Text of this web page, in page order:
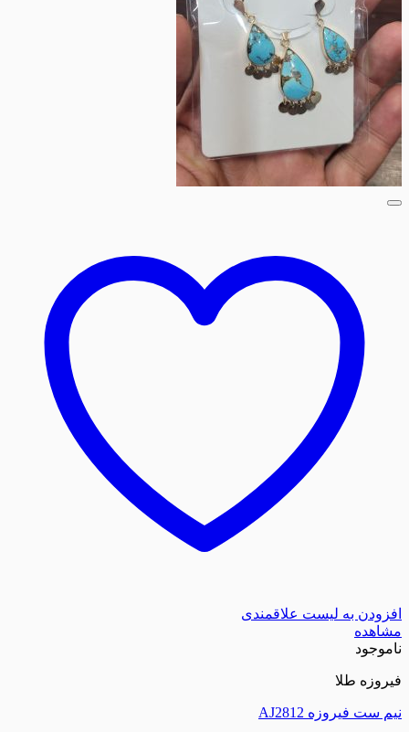
افزودن به لیست علاقمندی
مشاهده
ناموجود
فیروزه طلا
نیم ست فیروزه AJ2812